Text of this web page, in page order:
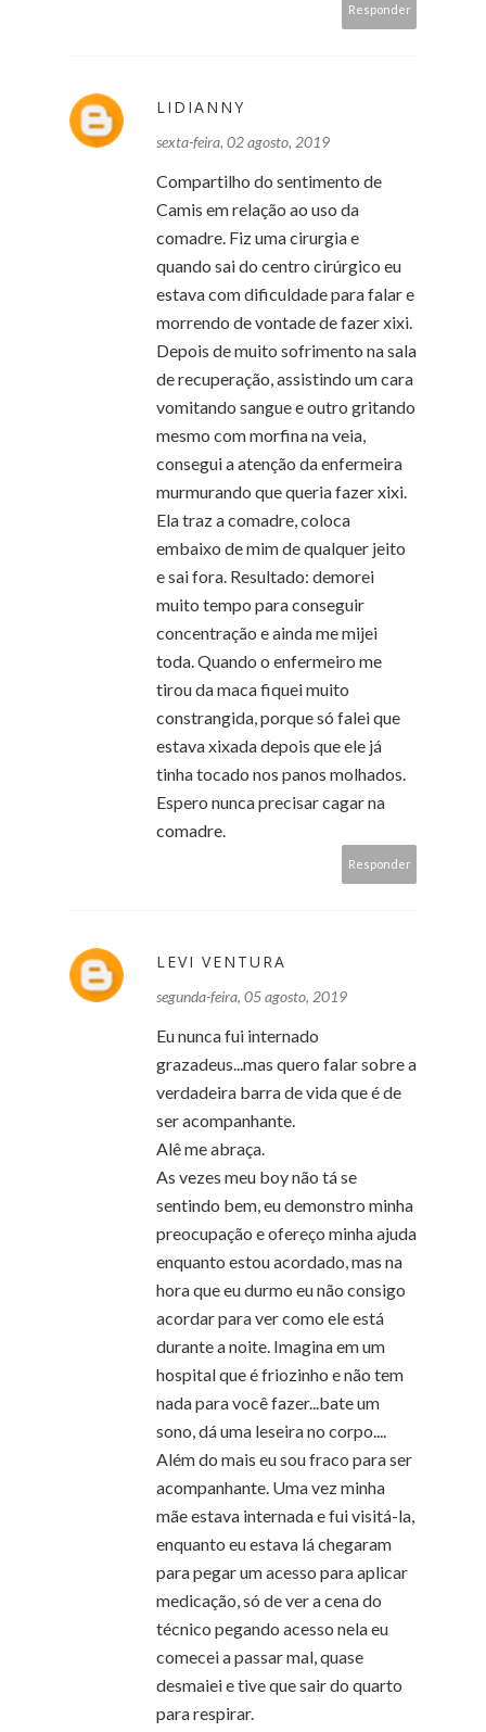
Responder
LIDIANNY
sexta-feira, 02 agosto, 2019
Compartilho do sentimento de
Camis em relação ao uso da
comadre. Fiz uma cirurgia e
quando sai do centro cirúrgico eu
estava com dificuldade para falar e
morrendo de vontade de fazer xixi.
Depois de muito sofrimento na sala
de recuperação, assistindo um cara
vomitando sangue e outro gritando
mesmo com morfina na veia,
consegui a atenção da enfermeira
murmurando que queria fazer xixi.
Ela traz a comadre, coloca
embaixo de mim de qualquer jeito
e sai fora. Resultado: demorei
muito tempo para conseguir
concentração e ainda me mijei
toda. Quando o enfermeiro me
tirou da maca fiquei muito
constrangida, porque só falei que
estava xixada depois que ele já
tinha tocado nos panos molhados.
Espero nunca precisar cagar na
comadre.
Responder
LEVI VENTURA
segunda-feira, 05 agosto, 2019
Eu nunca fui internado
grazadeus...mas quero falar sobre a
verdadeira barra de vida que é de
ser acompanhante.
Alê me abraça.
As vezes meu boy não tá se
sentindo bem, eu demonstro minha
preocupação e ofereço minha ajuda
enquanto estou acordado, mas na
hora que eu durmo eu não consigo
acordar para ver como ele está
durante a noite. Imagina em um
hospital que é friozinho e não tem
nada para você fazer...bate um
sono, dá uma leseira no corpo....
Além do mais eu sou fraco para ser
acompanhante. Uma vez minha
mãe estava internada e fui visitá-la,
enquanto eu estava lá chegaram
para pegar um acesso para aplicar
medicação, só de ver a cena do
técnico pegando acesso nela eu
comecei a passar mal, quase
desmaiei e tive que sair do quarto
para respirar.